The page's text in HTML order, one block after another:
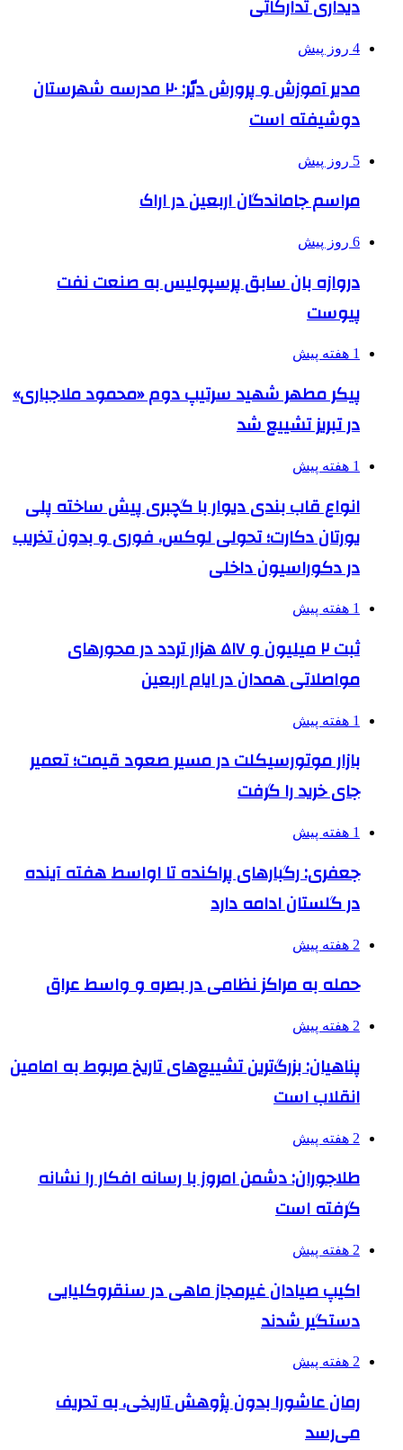
دیداری تدارکاتی
4 روز پیش
مدیر آموزش و پرورش دیّر: ۲۰ مدرسه شهرستان
دوشیفته است
5 روز پیش
مراسم جاماندگان اربعین در اراک
6 روز پیش
دروازه بان سابق پرسپولیس به صنعت نفت
پیوست
1 هفته پیش
پیکر مطهر شهید سرتیپ دوم «محمود ملاجباری»
در تبریز تشییع شد
1 هفته پیش
انواع قاب بندی دیوار با گچبری پیش ساخته پلی
یورتان دکارت؛ تحولی لوکس، فوری و بدون تخریب
در دکوراسیون داخلی
1 هفته پیش
ثبت ۲ میلیون و ۵۱۷ هزار تردد در محورهای
مواصلاتی همدان در ایام اربعین
1 هفته پیش
بازار موتورسیکلت در مسیر صعود قیمت؛ تعمیر
جای خرید را گرفت
1 هفته پیش
جعفری: رگبارهای پراکنده تا اواسط هفته آینده
در گلستان ادامه دارد
2 هفته پیش
حمله به مراکز نظامی در بصره و واسط عراق
2 هفته پیش
پناهیان: بزرگ‌ترین تشییع‌های تاریخ مربوط به امامین
انقلاب است
2 هفته پیش
طلاجوران: دشمن امروز با رسانه افکار را نشانه
گرفته است
2 هفته پیش
اکیپ صیادان غیرمجاز ماهی در سنقروکلیایی
دستگیر شدند
2 هفته پیش
رمان عاشورا بدون پژوهش تاریخی، به تحریف
می‌رسد